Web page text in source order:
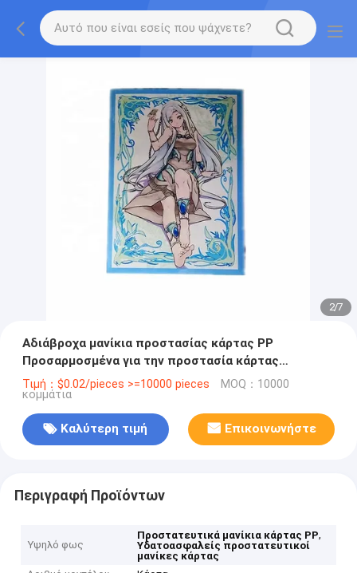
2/7
Αδιάβροχα μανίκια προστασίας κάρτας PP
Προσαρμοσμένα για την προστασία κάρτας
παιχνιδιών μνήμης
Τιμή：$0.02/pieces >=10000 pieces MOQ：10000
κομμάτια
Καλύτερη τιμή Επικοινωνήστε
Περιγραφή Προϊόντων
Υψηλό φως
Προστατευτικά μανίκια κάρτας PP,
Υδατοασφαλείς προστατευτικοί
μανίκες κάρτας